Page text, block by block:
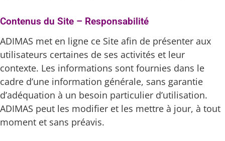
Contenus du Site – Responsabilité
ADIMAS met en ligne ce Site afin de présenter aux
utilisateurs certaines de ses activités et leur
contexte. Les informations sont fournies dans le
cadre d’une information générale, sans garantie
d’adéquation à un besoin particulier d’utilisation.
ADIMAS peut les modifier et les mettre à jour, à tout
moment et sans préavis.